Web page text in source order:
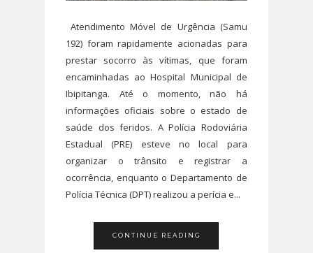
Atendimento Móvel de Urgência (Samu
192) foram rapidamente acionadas para
prestar socorro às vítimas, que foram
encaminhadas ao Hospital Municipal de
Ibipitanga. Até o momento, não há
informações oficiais sobre o estado de
saúde dos feridos. A Polícia Rodoviária
Estadual (PRE) esteve no local para
organizar o trânsito e registrar a
ocorrência, enquanto o Departamento de
Polícia Técnica (DPT) realizou a perícia e...
CONTINUE READING